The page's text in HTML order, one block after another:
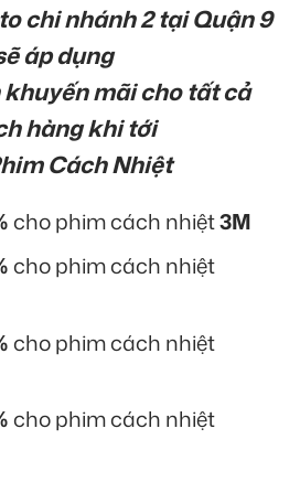
chi nhánh 2 tại Quận 9
áp dụng
mãi cho tất cả
hàng khi tới
Cách Nhiệt
cho phim cách nhiệt3M
cho phim cách nhiệt
cho phim cách nhiệt
cho phim cách nhiệt